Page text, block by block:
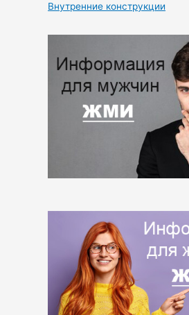
Внутренние конструкции